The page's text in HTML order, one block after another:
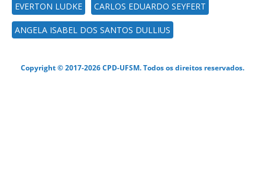
EVERTON LUDKE CARLOS EDUARDO SEYFERT
ANGELA ISABEL DOS SANTOS DULLIUS
Copyright © 2017-2026 CPD-UFSM. Todos os direitos reservados.